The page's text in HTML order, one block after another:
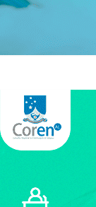
Técnica